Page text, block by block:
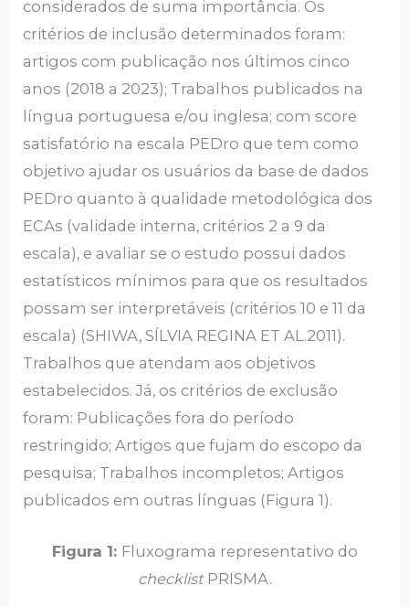
considerados de suma importância. Os
critérios de inclusão determinados foram:
artigos com publicação nos últimos cinco
anos (2018 a 2023); Trabalhos publicados na
língua portuguesa e/ou inglesa; com score
satisfatório na escala PEDro que tem como
objetivo ajudar os usuários da base de dados
PEDro quanto à qualidade metodológica dos
ECAs (validade interna, critérios 2 a 9 da
escala), e avaliar se o estudo possui dados
estatísticos mínimos para que os resultados
possam ser interpretáveis (critérios 10 e 11 da
escala) (SHIWA, SÍLVIA REGINA ET AL.2011).
Trabalhos que atendam aos objetivos
estabelecidos. Já, os critérios de exclusão
foram: Publicações fora do período
restringido; Artigos que fujam do escopo da
pesquisa; Trabalhos incompletos; Artigos
publicados em outras línguas (Figura 1).
Figura 1: Fluxograma representativo do
checklistPRISMA.